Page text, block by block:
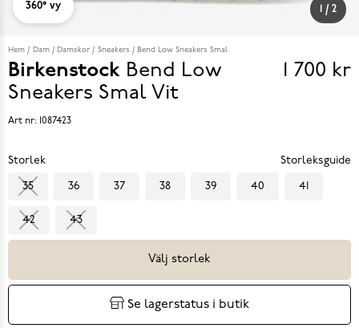
/ 2
360° vy
Hem Dam Damskor Sneakers Bend Low Sneakers Smal
Birkenstock Bend Low
Sneakers Smal Vit
Pris
1 700 kr
Art nr: 1087423
Storlek Storleksguide
35 36 37 38 39 40 41
42 43
Välj storlek
Se lagerstatus i butik